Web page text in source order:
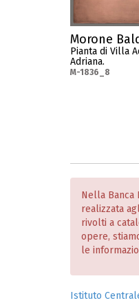
Morone
Pianta di Villa
Adriana.
M-1836_8
Nella Banca
realizzata
rivolti a
opere,
le
Istituto